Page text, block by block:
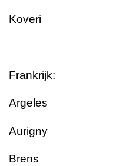
Koveri
Frankrijk:
Argeles
Aurigny
Brens